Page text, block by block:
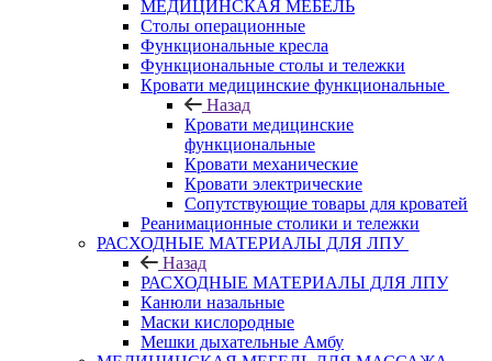
МЕДИЦИНСКАЯ МЕБЕЛЬ
Столы операционные
Функциональные кресла
Функциональные столы и тележки
Кровати медицинские функциональные
Назад
Кровати медицинские
функциональные
Кровати механические
Кровати электрические
Сопутствующие товары для кроватей
Реанимационные столики и тележки
РАСХОДНЫЕ МАТЕРИАЛЫ ДЛЯ ЛПУ
Назад
РАСХОДНЫЕ МАТЕРИАЛЫ ДЛЯ ЛПУ
Канюли назальные
Маски кислородные
Мешки дыхательные Амбу